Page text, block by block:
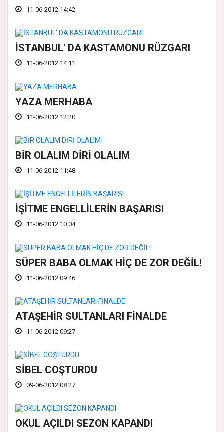
11-06-2012 14:42
İSTANBUL' DA KASTAMONU RÜZGARI
11-06-2012 14:11
YAZA MERHABA
11-06-2012 12:20
BİR OLALIM DİRİ OLALIM
11-06-2012 11:48
İŞİTME ENGELLİLERİN BAŞARISI
11-06-2012 10:04
SÜPER BABA OLMAK HİÇ DE ZOR DEĞİL!
11-06-2012 09:46
ATAŞEHİR SULTANLARI FİNALDE
11-06-2012 09:27
SİBEL COŞTURDU
09-06-2012 08:27
OKUL AÇILDI SEZON KAPANDI